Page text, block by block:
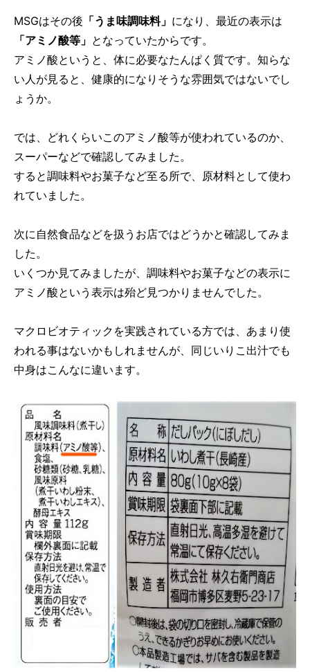
MSGはその後 「うま味調味料」 になり、最近の表示は
「アミノ酸等」 となっていたからです。
アミノ酸というと、体に必要なたんぱく質です。知らな
い人が見ると、健康的になりそうな雰囲気ではないでし
ょうか。
では、どれくらいこのアミノ酸等が使われているのか、
スーパーなどで確認してみました。
すると調味料やお菓子など至る所で、原材料として使わ
れていました。
次に自然食品などを扱うお店ではどうかと確認してみま
した。
いくつか見てみましたが、調味料やお菓子などの表示に
アミノ酸という表示は殆ど見つかりませんでした。
マクロビオティックを実践されている方では、あまり使
われる事はないかもしれませんが、同じいりこ出汁でも
中身はこんなに違います。